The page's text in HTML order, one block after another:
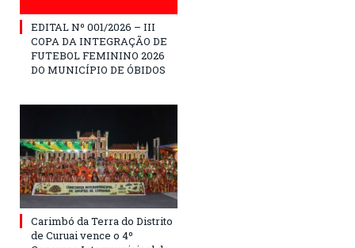
EDITAL Nº 001/2026 – III
COPA DA INTEGRAÇÃO DE
FUTEBOL FEMININO 2026
DO MUNICÍPIO DE ÓBIDOS
Carimbó da Terra do Distrito
de Curuai vence o 4º